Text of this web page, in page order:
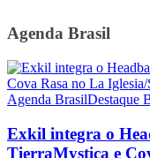
Agenda Brasil
Agenda BrasilDestaque
Exkil integra o
TierraMystica e